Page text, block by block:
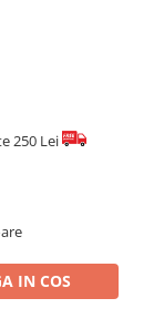
250 Lei
IN COS